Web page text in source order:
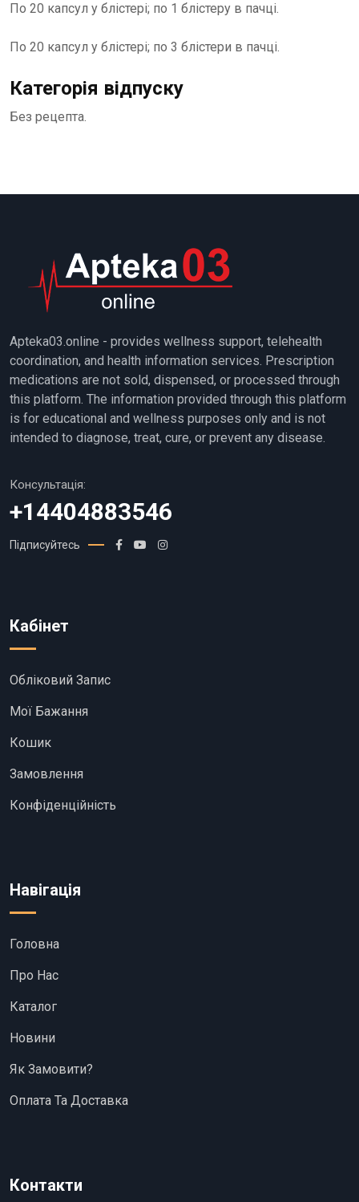
По 20 капсул у блістері; по 1 блістеру в пачці.
По 20 капсул у блістері; по 3 блістери в пачці.
Категорія відпуску
Без рецепта.
Apteka03.online - provides wellness support, telehealth
coordination, and health information services. Prescription
medications are not sold, dispensed, or processed through
this platform. The information provided through this platform
is for educational and wellness purposes only and is not
intended to diagnose, treat, cure, or prevent any disease.
Консультація:
+14404883546
Підписуйтесь
Кабінет
Обліковий Запис
Мої Бажання
Кошик
Замовлення
Конфіденційність
Навігація
Головна
Про Нас
Каталог
Новини
Як Замовити?
Оплата Та Доставка
Контакти